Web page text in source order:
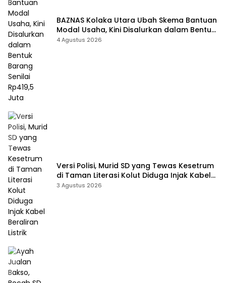
BAZNAS Kolaka Utara Ubah Skema Bantuan
Modal Usaha, Kini Disalurkan dalam Bentuk
Barang Senilai Rp419,5 Juta
4 Agustus 2026
Versi Polisi, Murid SD yang Tewas Kesetrum
di Taman Literasi Kolut Diduga Injak Kabel
Beraliran Listrik
3 Agustus 2026